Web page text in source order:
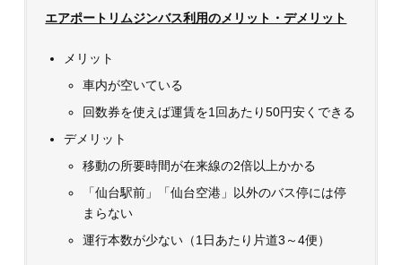
エアポートリムジンバス利用のメリット・デメリット
メリット
車内が空いている
回数券を使えば運賃を1回あたり50円安くできる
デメリット
移動の所要時間が在来線の2倍以上かかる
「仙台駅前」「仙台空港」以外のバス停には停
まらない
運行本数が少ない（1日あたり片道3～4便）